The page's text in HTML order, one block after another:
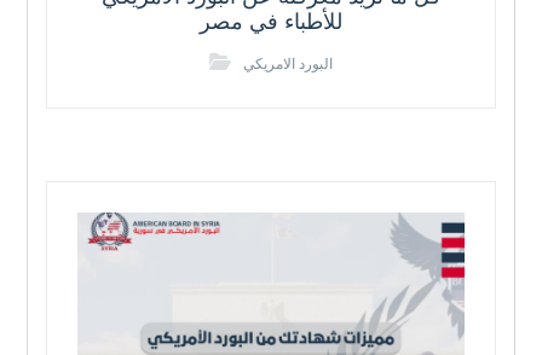
للأطباء في مصر
البورد الامريكي